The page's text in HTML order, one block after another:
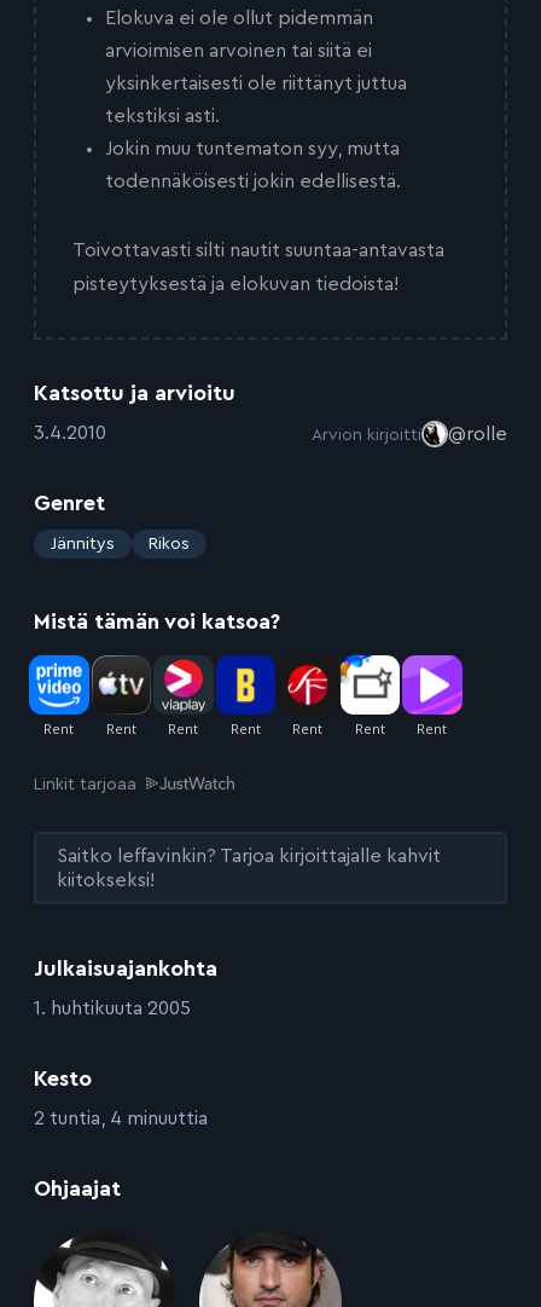
Julkaisuajankohta
:1. huhtikuuta 2005
Kesto
:2 tuntia, 4 minuuttia
Ohjaajat
Elokuva ei ole ollut pidemmän
arvioimisen arvoinen tai siitä ei
yksinkertaisesti ole riittänyt juttua
tekstiksi asti.
Jokin muu tuntematon syy, mutta
todennäköisesti jokin edellisestä.
Toivottavasti silti nautit suuntaa-antavasta
pisteytyksestä ja elokuvan tiedoista!
Katsottu ja arvioitu
:3.4.2010 Arvion kirjoitti @rolle
Genret
: Jännitys Rikos
Mistä tämän voi katsoa?
Linkit tarjoaa
Saitko leffavinkin? Tarjoa kirjoittajalle kahvit
kiitokseksi!